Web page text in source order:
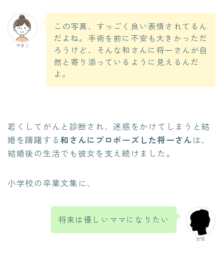
やまこ
この写真、すっごく良い表情されてるん
だよね。手術を前に不安も大きかっただ
ろうけど、そんな和さんに将一さんが自
然と寄り添っているように見えるんだ
よ。
若くしてがんと診断され、迷惑をかけてしまうと結
婚を躊躇する和さんにプロポーズした将一さんは、
結婚後の生活でも彼女を支え続けました。
小学校の卒業文集に、
女性
将来は優しいママになりたい